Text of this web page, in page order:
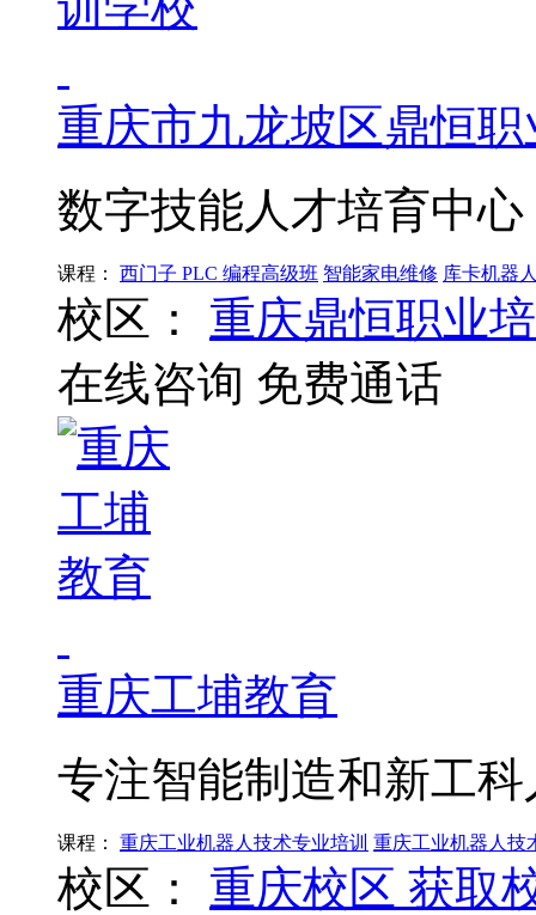
重庆市九龙坡区鼎恒
数字技能人才培育中心
课程： 西门子 PLC 编程高级班 智能家电维修 库卡机器
校区：
重庆鼎恒职业
在线咨询 免费通话
重庆工埔教育
专注智能制造和新工
课程： 重庆工业机器人技术专业培训 重庆工业机器人技
校区： 重庆校区 获取